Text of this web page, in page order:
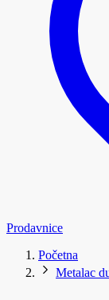
Prodavnice
Početna
Metalac